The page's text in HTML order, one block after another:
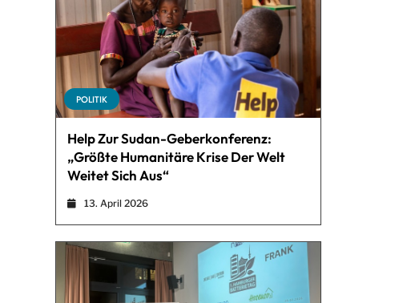
POLITIK
Help Zur Sudan-Geberkonferenz:
„Größte Humanitäre Krise Der Welt
Weitet Sich Aus“
13. April 2026